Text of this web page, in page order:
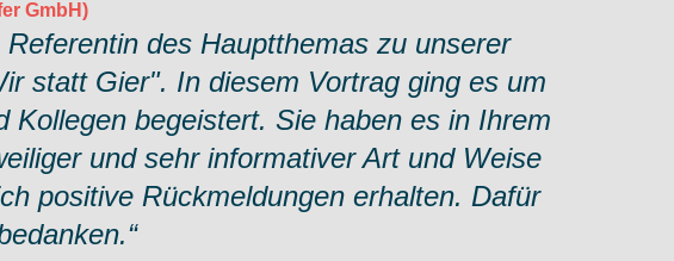
GmbH)
des Hauptthemas zu unserer
statt Gier". In diesem Vortrag ging es um
begeistert. Sie haben es in Ihrem
und sehr informativer Art und Weise
positive Rückmeldungen erhalten. Dafür